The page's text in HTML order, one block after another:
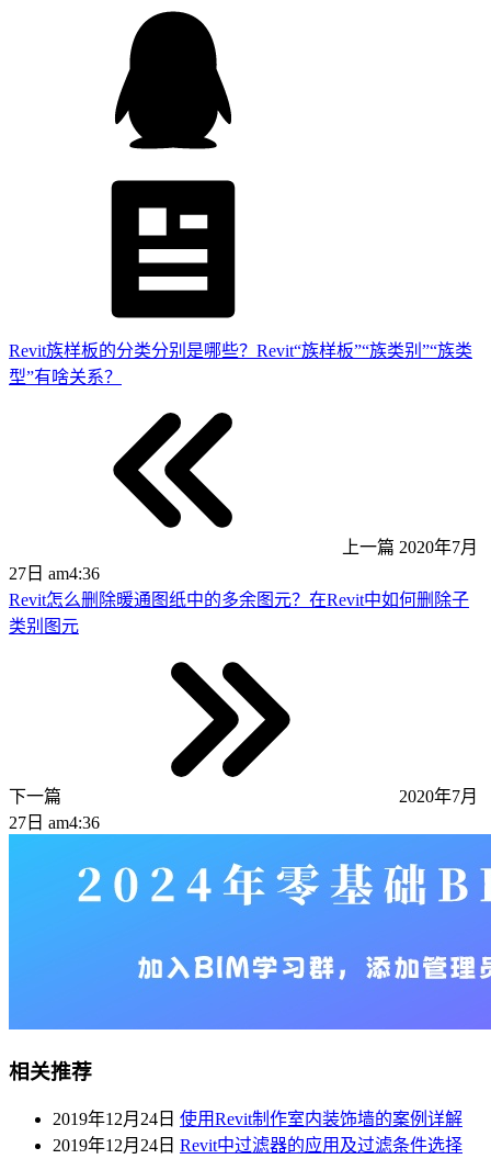
Revit族样板的分类分别是哪些？Revit“族样板”“族类别”“族类
型”有啥关系？
上一篇 2020年7月
27日 am4:36
Revit怎么删除暖通图纸中的多余图元？在Revit中如何删除子
类别图元
下一篇
2020年7月
27日 am4:36
相关推荐
2019年12月24日 使用Revit制作室内装饰墙的案例详解
2019年12月24日 Revit中过滤器的应用及过滤条件选择